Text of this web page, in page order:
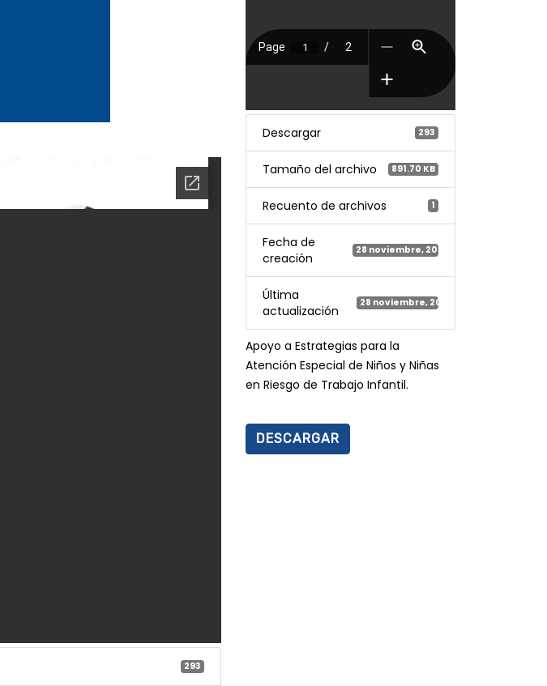
293
Descargar 293
Tamaño del archivo 891.70 KB
Recuento de archivos 1
Fecha de
creación
28 noviembre, 2023
Última
actualización
28 noviembre, 2023
Apoyo a Estrategias para la
Atención Especial de Niños y Niñas
en Riesgo de Trabajo Infantil.
DESCARGAR